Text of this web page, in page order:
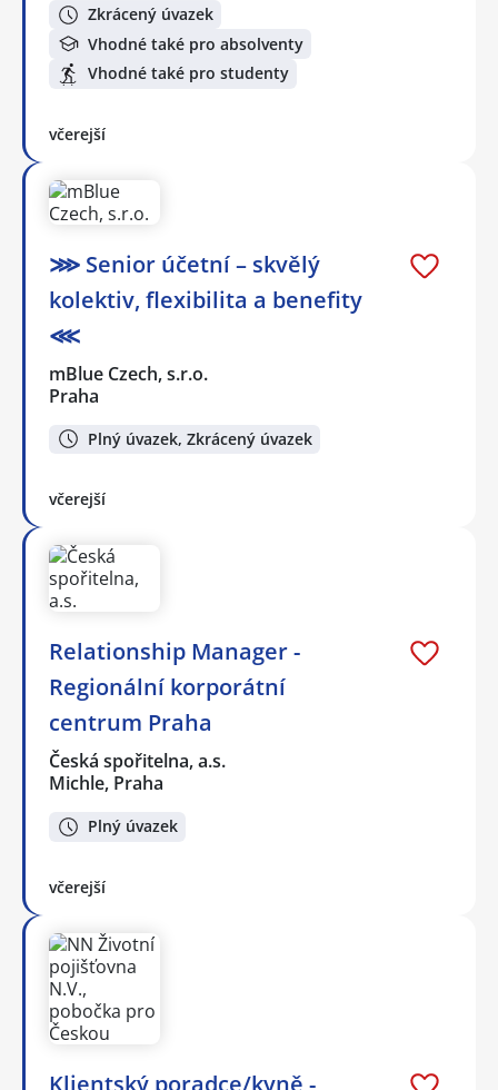
Zkrácený úvazek
Vhodné také pro absolventy
Vhodné také pro studenty
včerejší
⋙ Senior účetní – skvělý
kolektiv, flexibilita a benefity
⋘
mBlue Czech, s.r.o.
Praha
Plný úvazek, Zkrácený úvazek
včerejší
Relationship Manager -
Regionální korporátní
centrum Praha
Česká spořitelna, a.s.
Michle, Praha
Plný úvazek
včerejší
Klientský poradce/kyně -